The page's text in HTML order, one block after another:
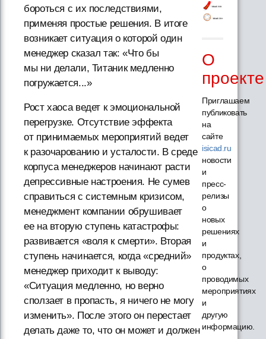
бороться с их последствиями,
применяя простые решения. В итоге
возникает ситуация о которой один
менеджер сказал так: «Что бы
мы ни делали, Титаник медленно
погружается...»
Рост хаоса ведет к эмоциональной
перегрузке. Отсутствие эффекта
от принимаемых мероприятий ведет
к разочарованию и усталости. В среде
корпуса менеджеров начинают расти
депрессивные настроения. Не сумев
справиться с системным кризисом,
менеджмент компании обрушивает
ее на вторую ступень катастрофы:
развивается «воля к смерти». Вторая
ступень начинается, когда «средний»
менеджер приходит к выводу:
«Ситуация медленно, но верно
сползает в пропасть, я ничего не могу
изменить». После этого он перестает
делать даже то, что он может и должен
О
проекте
Приглашаем
публиковать
на
сайте
isicad.ru
новости
и
пресс-
релизы
о
новых
решениях
и
продуктах,
о
проводимых
мероприятиях
и
другую
информацию.